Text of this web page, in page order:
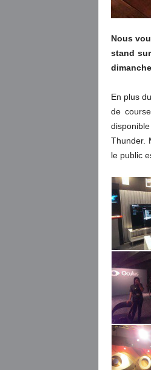
Nous
stand
En plus
de
Thunder.
le public